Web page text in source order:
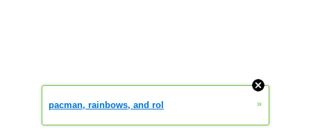
pacman, rainbows, and rol »